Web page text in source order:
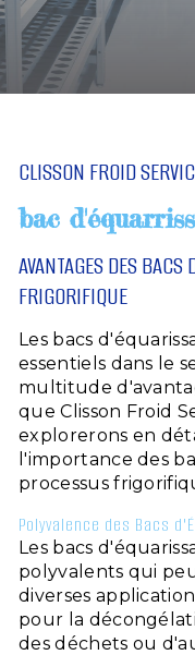
CLISSON FROID
bac
AVANTAGES DES
FRIGORIFIQUE
Les bacs
essentiels dans le
multitude
que Clisson Froid
explorerons en
l'importance des
processus
Polyvalence des Bacs
Les bacs
polyvalents qui
diverses
pour la
des déchets ou